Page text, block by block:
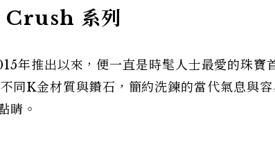
Crush 系列
年推出以來，便一直是時髦人士最愛的珠寶
同K金材質與鑽石，簡約洗鍊的當代氣息與
睛。